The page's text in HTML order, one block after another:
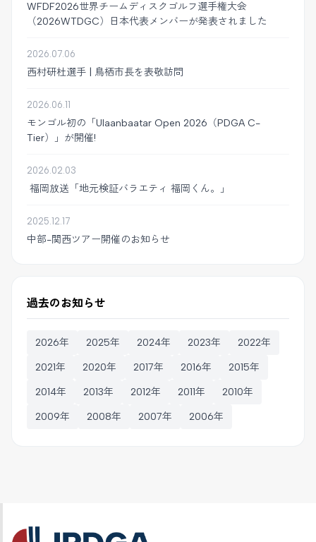
WFDF2026世界チームディスクゴルフ選手権大会
（2026WTDGC）日本代表メンバーが発表されました
2026.07.06
西村研杜選手 | 鳥栖市長を表敬訪問
2026.06.11
モンゴル初の「Ulaanbaatar Open 2026（PDGA C-
Tier）」が開催!
2026.02.03
福岡放送「地元検証バラエティ 福岡くん。」
2025.12.17
中部-関西ツアー開催のお知らせ
過去のお知らせ
2026年 2025年 2024年 2023年 2022年
2021年 2020年 2017年 2016年 2015年
2014年 2013年 2012年 2011年 2010年
2009年 2008年 2007年 2006年